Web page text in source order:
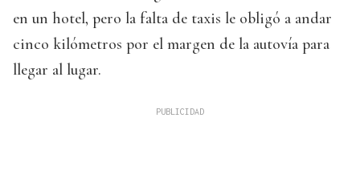
en un hotel, pero la falta de taxis le obligó a andar
cinco kilómetros por el margen de la autovía para
llegar al lugar.